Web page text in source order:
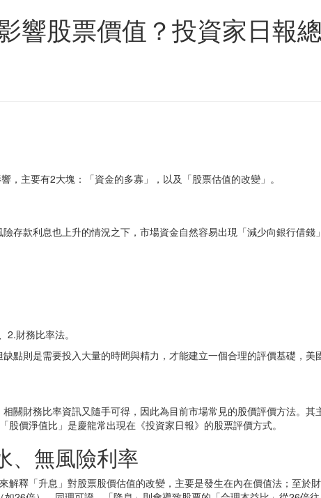
響股票價值？投資家日報
主要有2大塊：「資金的多寡」，以及「股票估值的改變」。
存款利息也上升的情況之下，市場資金自然容易出現「減少向銀行借
財務比率法。
點則是需要投入大量的時間與精力，才能建立一個合理的評價基礎，美
關財務比率資訊又隨手可得，因此為目前市場常見的股價評價方法。其
價淨值比」是慶龍常出現在《投資家日報》的股票評價方式。
、無風險利率
釋「升息」對股票股價估值的改變，主要是發生在內在價值法；至於